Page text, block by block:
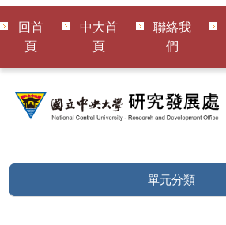
回首
頁
中大首
頁
聯絡我
們
單元分類